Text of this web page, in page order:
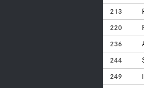
213
220
236
244
249